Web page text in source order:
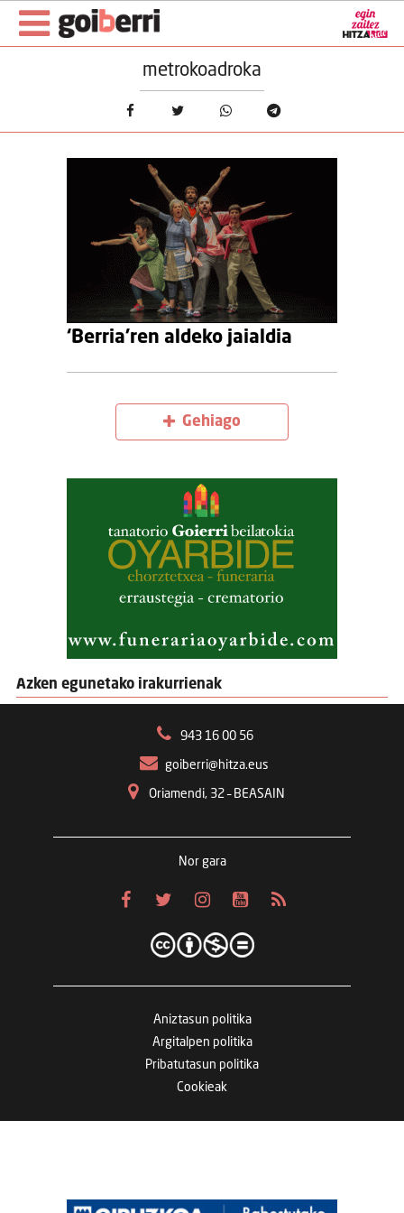
metrokoadroka
‘Berria’ren aldeko jaialdia
Gehiago
Azken egunetako irakurrienak
943 16 00 56
goiberri@hitza.eus
Oriamendi, 32 – BEASAIN
Nor gara
Aniztasun politika
Argitalpen politika
Pribatutasun politika
Cookieak